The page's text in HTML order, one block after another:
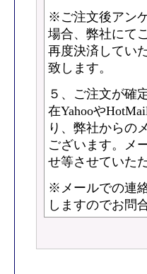
※ご注文後アン
場合、弊社にて
再度決済してい
致します。
５、ご注文が確
在Yahooや
り、弊社からの
ございます。メ
せ等させていた
※メールでの連
しますのでお問